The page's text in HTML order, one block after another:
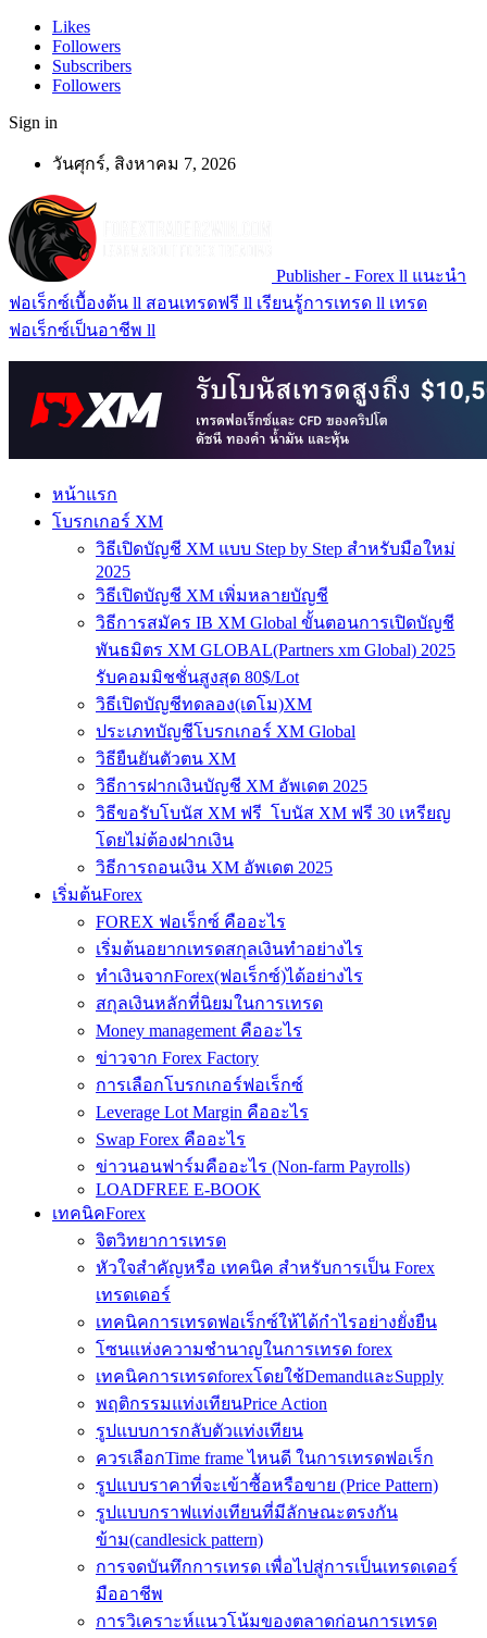
Likes
Followers
Subscribers
Followers
Sign in
วันศุกร์, สิงหาคม 7, 2026
Publisher - Forex ll แนะนำ
ฟอเร็กซ์เบื้องต้น ll สอนเทรดฟรี ll เรียนรู้การเทรด ll เทรด
ฟอเร็กซ์เป็นอาชีพ ll
หน้าแรก
โบรกเกอร์ XM
วิธีเปิดบัญชี XM แบบ Step by Step สำหรับมือใหม่
2025
วิธีเปิดบัญชี XM เพิ่มหลายบัญชี
วิธีการสมัคร IB XM Global ขั้นตอนการเปิดบัญชี
พันธมิตร XM GLOBAL(Partners xm Global) 2025
รับคอมมิชชั่นสูงสุด 80$/Lot
วิธีเปิดบัญชีทดลอง(เดโม)XM
ประเภทบัญชีโบรกเกอร์ XM Global
วิธียืนยันตัวตน XM
วิธีการฝากเงินบัญชี XM อัพเดต 2025
วิธีขอรับโบนัส XM ฟรี โบนัส XM ฟรี 30 เหรียญ
โดยไม่ต้องฝากเงิน
วิธีการถอนเงิน XM อัพเดต 2025
เริ่มต้นForex
FOREX ฟอเร็กซ์ คืออะไร
เริ่มต้นอยากเทรดสกุลเงินทำอย่างไร
ทำเงินจากForex(ฟอเร็กซ์)ได้อย่างไร
สกุลเงินหลักที่นิยมในการเทรด
Money management คืออะไร
ข่าวจาก Forex Factory
การเลือกโบรกเกอร์ฟอเร็กซ์
Leverage Lot Margin คืออะไร
Swap Forex คืออะไร
ข่าวนอนฟาร์มคืออะไร (Non-farm Payrolls)
LOADFREE E-BOOK
เทคนิคForex
จิตวิทยาการเทรด
หัวใจสำคัญหรือ เทคนิค สำหรับการเป็น Forex
เทรดเดอร์
เทคนิคการเทรดฟอเร็กซ์ให้ได้กำไรอย่างยั่งยืน
โซนแห่งความชำนาญในการเทรด forex
เทคนิคการเทรดforexโดยใช้DemandและSupply
พฤติกรรมแท่งเทียนPrice Action
รูปแบบการกลับตัวแท่งเทียน
ควรเลือกTime frame ไหนดี ในการเทรดฟอเร็ก
รูปแบบราคาที่จะเข้าซื้อหรือขาย (Price Pattern)
รูปแบบกราฟแท่งเทียนที่มีลักษณะตรงกัน
ข้าม(candlesick pattern)
การจดบันทึกการเทรด เพื่อไปสู่การเป็นเทรดเดอร์
มืออาชีพ
การวิเคราะห์แนวโน้มของตลาดก่อนการเทรด